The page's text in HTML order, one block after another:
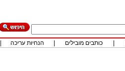
כותבים מובילים הנחיות עריכה